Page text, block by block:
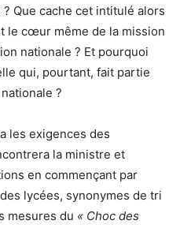
Que cache cet intitulé alors
le cœur même de la mission
nationale ? Et pourquoi
qui, pourtant, fait partie
?
les exigences des
la ministre et
en commençant par
lycées, synonymes de tri
mesures du « Choc des